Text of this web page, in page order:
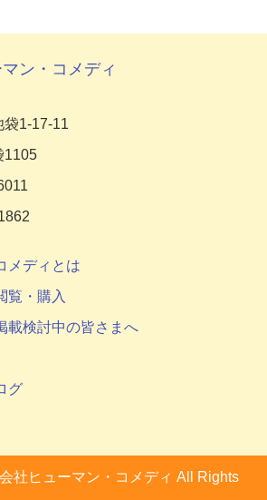
ン・コメディ
袋1-17-11
1105
メディとは
覧・購入
載検討中の皆さまへ
グ
社ヒューマン・コメディ All Rights